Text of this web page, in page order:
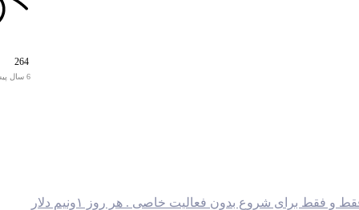
264
6 سال پیش
درامد روزی ۱ونیم دلار فقط و فقط برای شروع بدون فعالیت خاصی . هر روز ۱ونیم دلار